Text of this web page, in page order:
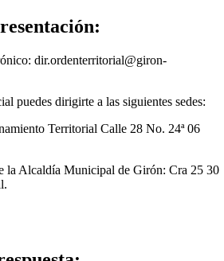
dir.ordenterritorial@giron-
puedes dirigirte a las siguientes sedes:
Territorial Calle 28 No. 24ª 06
la Alcaldía Municipal de Girón: Cra 25 30